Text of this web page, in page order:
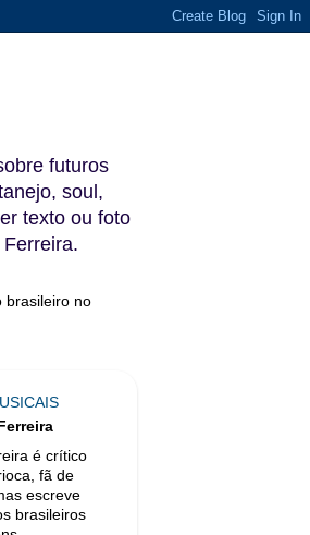
futuros
soul,
texto ou foto
brasileiro no
é crítico
fã de
escreve
brasileiros